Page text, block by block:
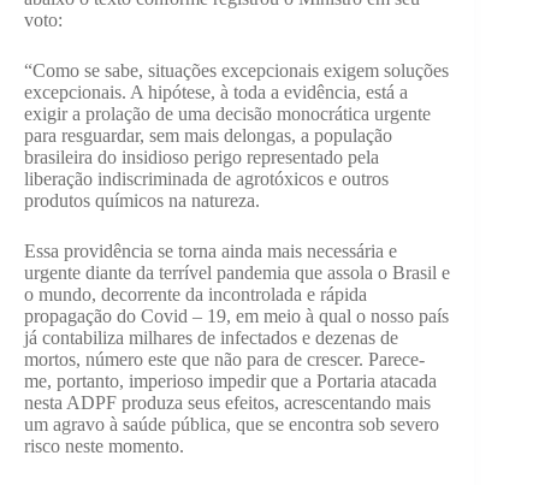
voto:
“Como se sabe, situações excepcionais exigem soluções
excepcionais. A hipótese, à toda a evidência, está a
exigir a prolação de uma decisão monocrática urgente
para resguardar, sem mais delongas, a população
brasileira do insidioso perigo representado pela
liberação indiscriminada de agrotóxicos e outros
produtos químicos na natureza.
Essa providência se torna ainda mais necessária e
urgente diante da terrível pandemia que assola o Brasil e
o mundo, decorrente da incontrolada e rápida
propagação do Covid – 19, em meio à qual o nosso país
já contabiliza milhares de infectados e dezenas de
mortos, número este que não para de crescer. Parece-
me, portanto, imperioso impedir que a Portaria atacada
nesta ADPF produza seus efeitos, acrescentando mais
um agravo à saúde pública, que se encontra sob severo
risco neste momento.